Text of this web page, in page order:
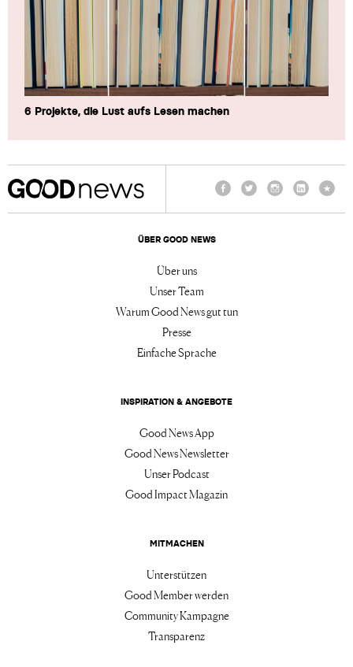
6 Projekte, die Lust aufs Lesen machen
ÜBER GOOD NEWS
Über uns
Unser Team
Warum Good News gut tun
Presse
Einfache Sprache
INSPIRATION & ANGEBOTE
Good News App
Good News Newsletter
Unser Podcast
Good Impact Magazin
MITMACHEN
Unterstützen
Good Member werden
Community Kampagne
Transparenz